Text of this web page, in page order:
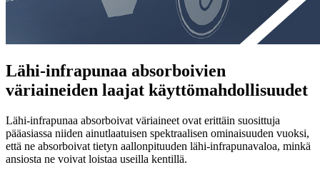
Lähi-infrapunaa absorboivien
väriaineiden laajat käyttömahdollisuudet
Lähi-infrapunaa absorboivat väriaineet ovat erittäin suosittuja
pääasiassa niiden ainutlaatuisen spektraalisen ominaisuuden vuoksi,
että ne absorboivat tietyn aallonpituuden lähi-infrapunavaloa, minkä
ansiosta ne voivat loistaa useilla kentillä.